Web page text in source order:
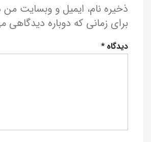
ذخیره نام، ایمیل و وبسایت من
برای زمانی که دوباره دیدگاهی
دیدگاه*